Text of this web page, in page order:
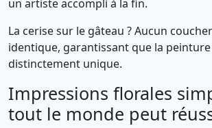
un artiste accompli à la fin.
La cerise sur le gâteau ? Aucun
identique, garantissant que la
distinctement unique.
Impressions florales
tout le monde peut